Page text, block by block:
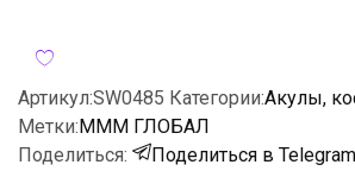
Артикул:SW0485 Категории:Акулы,
Метки:МММ ГЛОБАЛ
Поделиться:
Поделиться в Telegram